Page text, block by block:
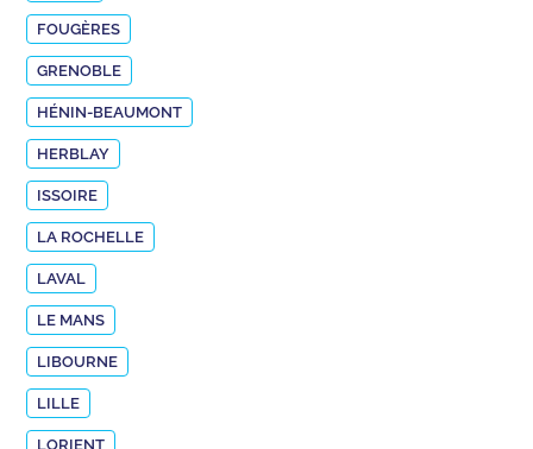
FOUGÈRES
GRENOBLE
HÉNIN-BEAUMONT
HERBLAY
ISSOIRE
LA ROCHELLE
LAVAL
LE MANS
LIBOURNE
LILLE
LORIENT